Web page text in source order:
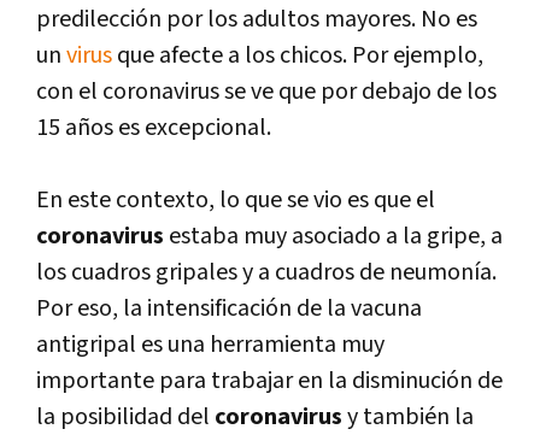
predilección por los adultos mayores. No es
unvirusque afecte a los chicos. Por ejemplo,
con el coronavirus se ve que por debajo de los
15 años es excepcional.
En este contexto, lo que se vio es que el
coronavirus estaba muy asociado a la gripe, a
los cuadros gripales y a cuadros de neumonía.
Por eso, la intensificación de la vacuna
antigripal es una herramienta muy
importante para trabajar en la disminución de
la posibilidad del coronavirusy también la